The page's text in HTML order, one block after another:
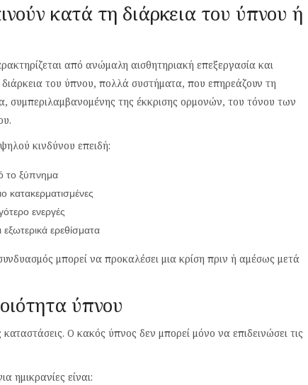
κατά τη διάρκεια του ύπνου ή
από ανώμαλη αισθητηριακή επεξεργασία και
του ύπνου, πολλά συστήματα, που επηρεάζουν τη
συμπεριλαμβανομένης της έκκρισης ορμονών, του τόνου των
κινδύνου επειδή:
το ξύπνημα
κατακερματισμένες
ενεργές
ερεθίσματα
μπορεί να προκαλέσει μια κρίση πριν ή αμέσως μετά
ύπνου
Ο κακός ύπνος δεν μπορεί μόνο να επιδεινώσει τις
ημικρανίες είναι: